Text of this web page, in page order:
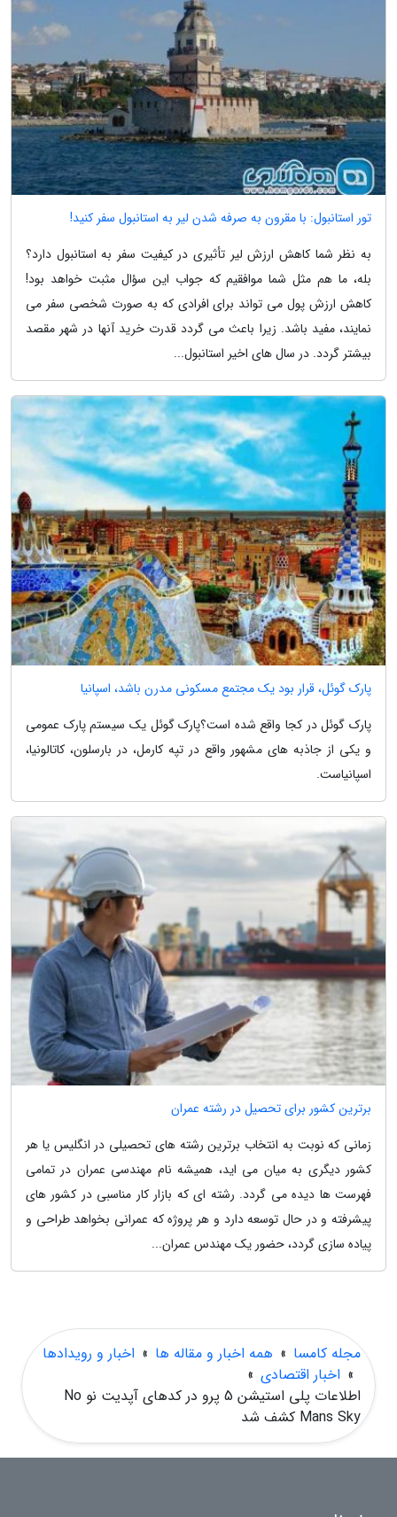
تور استانبول: با مقرون به صرفه شدن لیر به استانبول سفر کنید!
به نظر شما کاهش ارزش لیر تأثیری در کیفیت سفر به استانبول دارد؟
بله، ما هم مثل شما موافقیم که جواب این سؤال مثبت خواهد بود!
کاهش ارزش پول می تواند برای افرادی که به صورت شخصی سفر می
نمایند، مفید باشد. زیرا باعث می گردد قدرت خرید آنها در شهر مقصد
بیشتر گردد. در سال های اخیر استانبول...
پارک گوئل، قرار بود یک مجتمع مسکونی مدرن باشد، اسپانیا
پارک گوئل در کجا واقع شده است؟پارک گوئل یک سیستم پارک عمومی
و یکی از جاذبه های مشهور واقع در تپه کارمل، در بارسلون، کاتالونیا،
اسپانیاست.
برترین کشور برای تحصیل در رشته عمران
زمانی که نوبت به انتخاب برترین رشته های تحصیلی در انگلیس یا هر
کشور دیگری به میان می اید، همیشه نام مهندسی عمران در تمامی
فهرست ها دیده می گردد. رشته ای که بازار کار مناسبی در کشور های
پیشرفته و در حال توسعه دارد و هر پروژه که عمرانی بخواهد طراحی و
پیاده سازی گردد، حضور یک مهندس عمران...
مجله کامسا » همه اخبار و مقاله ها » اخبار و رویدادها
» اخبار اقتصادی »
اطلاعات پلی استیشن 5 پرو در کدهای آپدیت نو No
Mans Sky کشف شد